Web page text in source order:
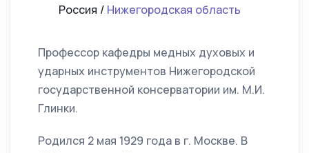
Россия / Нижегородская область
Профессор кафедры медных духовых и
ударных инструментов Нижегородской
государственной консерватории им. М.И.
Глинки.
Родился 2 мая 1929 года в г. Москве. В